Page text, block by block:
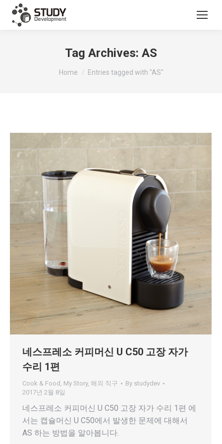
Tag Archives: AS
You are here:
Home Entries tagged with "AS"
네스프레소 커피머신 U C50 고장 자가
수리 1편
Cook & Food , My Story, 해외 직구 By studydev
2017년 2월 8일
네스프레소 커피머신 U C50 고장 자가 수리 1편 에
서는 캡슐머신 U C50에서 발생한 문제에 대해서
AS 하는 방법을 알아봅니다.